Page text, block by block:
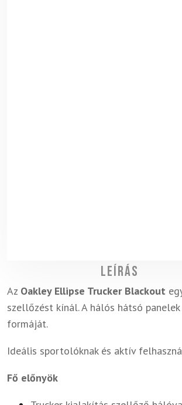
Leírás
Az Oakley Ellipse Trucker Blackout
szellőzést kínál. A hálós hátsó
formáját.
Ideális sportolóknak és aktív
Fő előnyök